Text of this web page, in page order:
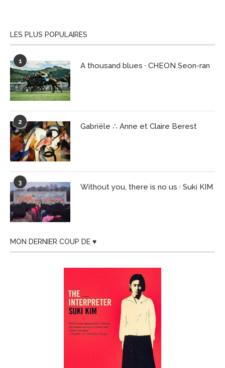
LES PLUS POPULAIRES
1 A thousand blues · CHEON Seon-ran
2 Gabriële ∴ Anne et Claire Berest
3 Without you, there is no us · Suki KIM
MON DERNIER COUP DE ♥